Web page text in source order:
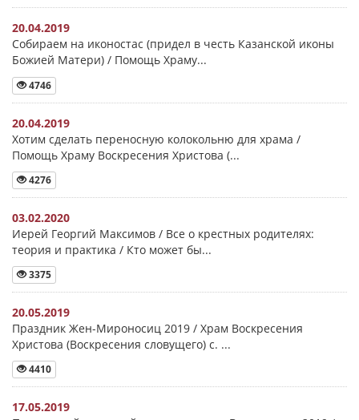
20.04.2019
Собираем на иконостас (придел в честь Казанской иконы
Божией Матери) / Помощь Храму...
4746
20.04.2019
Хотим сделать переносную колокольню для храма /
Помощь Храму Воскресения Христова (...
4276
03.02.2020
Иерей Георгий Максимов / Все о крестных родителях:
теория и практика / Кто может бы...
3375
20.05.2019
Праздник Жен-Мироносиц 2019 / Храм Воскресения
Христова (Воскресения словущего) с. ...
4410
17.05.2019